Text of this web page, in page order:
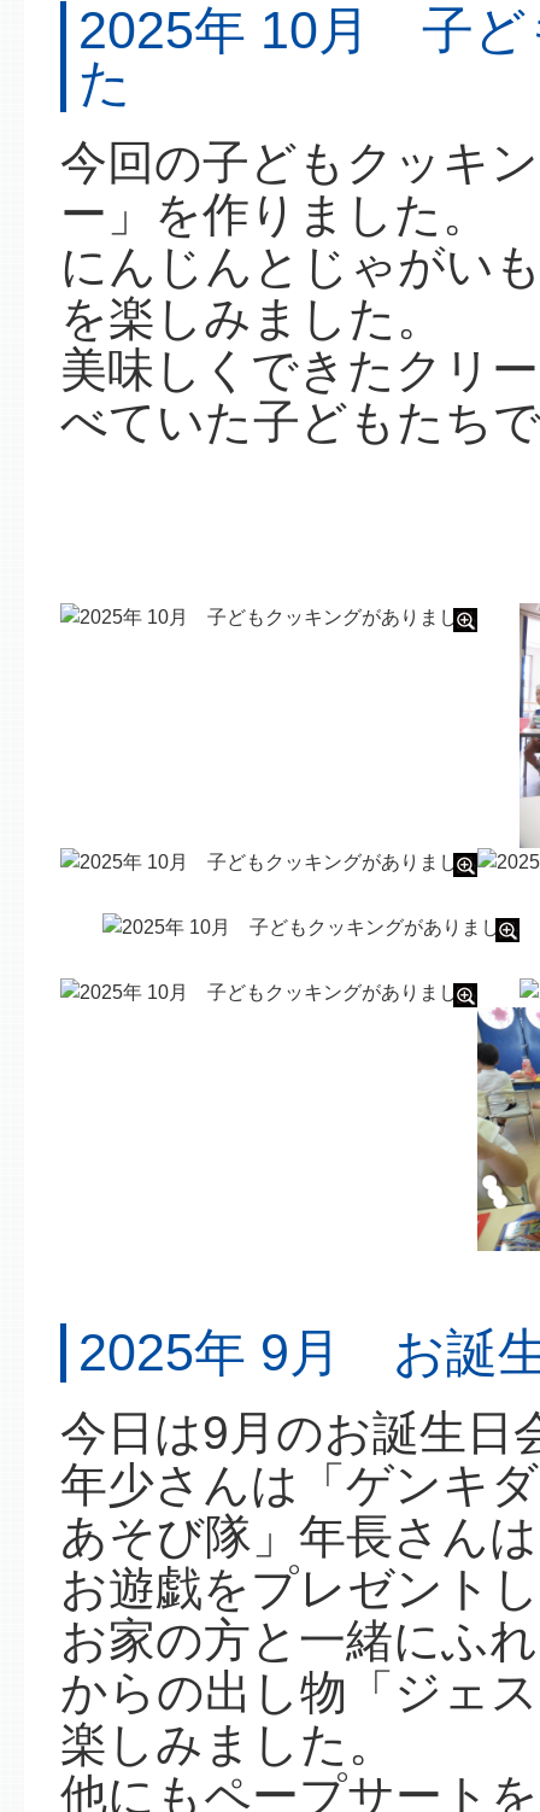
2025年 10月 子ど
た
今回の子どもクッキ
ー」を作りました。
にんじんとじゃがい
を楽しみました。
美味しくできたクリ
べていた子どもたち
2025年 9月 お誕
今日は9月のお誕生日
年少さんは「ゲンキ
あそび隊」年長さん
お遊戯をプレゼント
お家の方と一緒にふ
からの出し物「ジェ
楽しみました。
他にもペープサート